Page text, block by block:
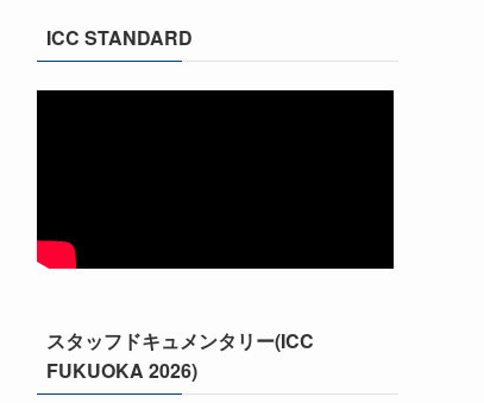
ICC STANDARD
スタッフドキュメンタリー(ICC
FUKUOKA 2026)